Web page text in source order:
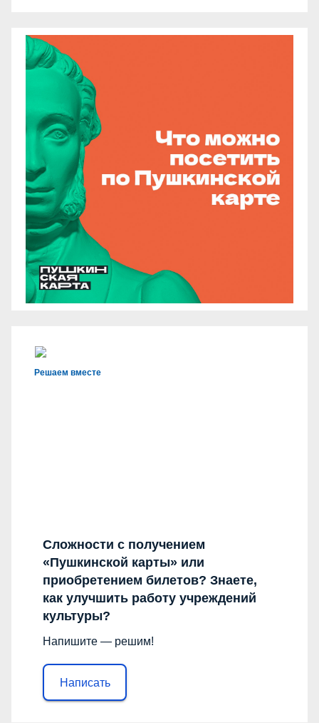
Решаем вместе
Сложности с получением
«Пушкинской карты» или
приобретением билетов? Знаете,
как улучшить работу учреждений
культуры?
Напишите — решим!
Написать